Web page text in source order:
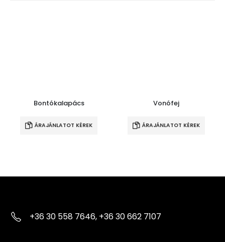
Bontókalapács
ÁRAJÁNLATOT KÉREK
Vonófej
ÁRAJÁNLATOT KÉREK
+36 30 558 7646, +36 30 662 7107